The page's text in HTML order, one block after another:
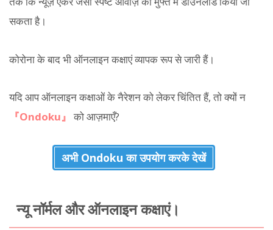
सकता है।
कोरोना के बाद भी ऑनलाइन कक्षाएं व्यापक रूप से जारी हैं।
यदि आप ऑनलाइन कक्षाओं के नैरेशन को लेकर चिंतित हैं, तो क्यों न
『Ondoku』 को आज़माएँ?
अभी Ondoku का उपयोग करके देखें
न्यू नॉर्मल और ऑनलाइन कक्षाएं।